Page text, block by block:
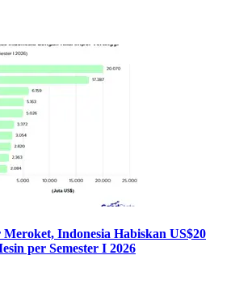
Indonesia Habiskan US$20
per Semester I 2026